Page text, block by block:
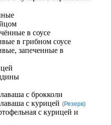
в соусе
в грибном соусе
запеченные в
с брокколи
с курицей (Резерв)
с курицей и